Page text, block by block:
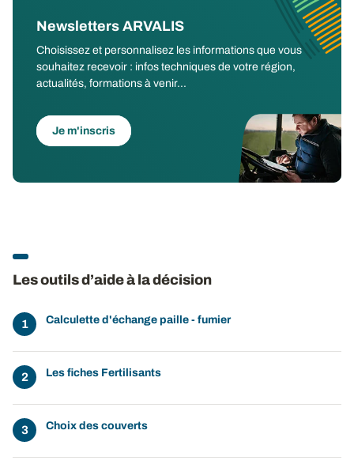
Newsletters ARVALIS
Choisissez et personnalisez les informations que vous
souhaitez recevoir : infos techniques de votre région,
actualités, formations à venir...
Je m'inscris
Les outils d’aide à la décision
Calculette d'échange paille - fumier
Les fiches Fertilisants
Choix des couverts